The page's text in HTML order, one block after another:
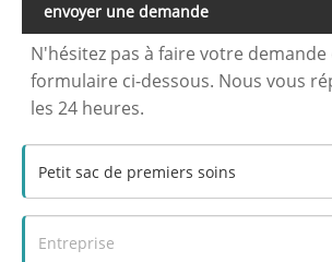
envoyer une demande
N'hésitez pas à faire votre demande
formulaire ci-dessous. Nous vous
les 24 heures.